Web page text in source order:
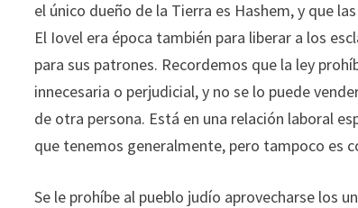
el único dueño de la Tierra es Hashem, y que
El Iovel era época también para liberar a los
para sus patrones. Recordemos que la ley
innecesaria o perjudicial, y no se lo puede
de otra persona. Está en una relación laboral
que tenemos generalmente, pero tampoco es
Se le prohíbe al pueblo judío aprovecharse los